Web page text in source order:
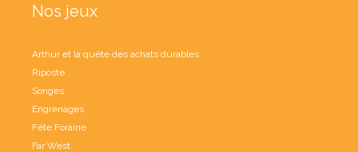
Nos jeux
Arthur et la quête des achats durables
Riposte
Songes
Engrenages
Fête Foraine
Far West